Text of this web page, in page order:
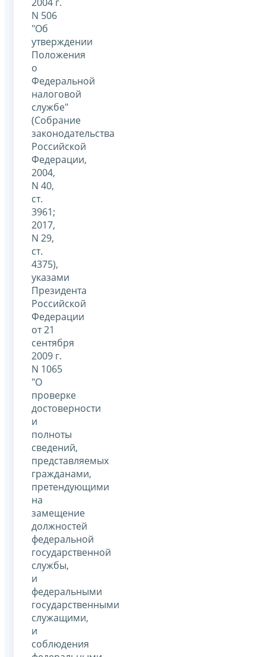
N 506
"Об
утверждении
Положения
о
Федеральной
налоговой
службе"
(Собрание
законодательства
Российской
Федерации,
2004,
N 40,
ст.
3961;
2017,
N 29,
ст.
4375),
указами
Президента
Российской
Федерации
от 21
сентября
2009 г.
N 1065
"О
проверке
достоверности
и
полноты
сведений,
представляемых
гражданами,
претендующими
на
замещение
должностей
федеральной
государственной
службы,
и
федеральными
государственными
служащими,
и
соблюдения